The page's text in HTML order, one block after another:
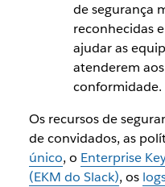
de segurança
reconhecidas
ajudar as
atenderem
conformidade.
Os recursos de
de convidados, as
único, o Enterprise
(EKM do Slack), os